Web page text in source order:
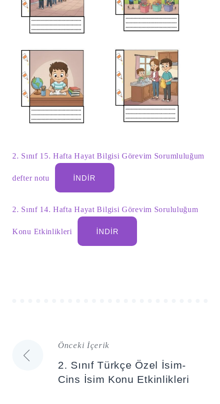
2. Sınıf 15. Hafta Hayat Bilgisi Görevim Sorumluluğum
defter notu İNDIR
2. Sınıf 14. Hafta Hayat Bilgisi Görevim Sorululuğum
Konu Etkinlikleri İNDIR
Yazı
gezinmesi
Önceki İçerik
2. Sınıf Türkçe Özel İsim-
Cins İsim Konu Etkinlikleri